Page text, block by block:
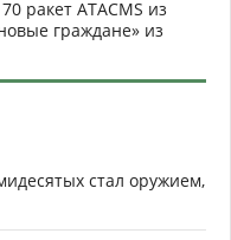
ракет ATACMS из
граждане» из
стал оружием,